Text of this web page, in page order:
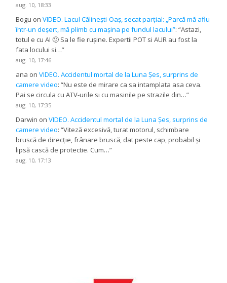
aug. 10, 18:33
Bogu onVIDEO. Lacul Călinești-Oaș, secat parțial: „Parcă mă aflu
într-un deșert, mă plimb cu mașina pe fundul lacului”: “Astazi,
totul e cu AI 🙂 Sa le fie rușine. Expertii POT si AUR au fost la
fata locului si…”
aug. 10, 17:46
ana onVIDEO. Accidentul mortal de la Luna Șes, surprins de
camere video: “Nu este de mirare ca sa intamplata asa ceva.
Pai se circula cu ATV-urile si cu masinile pe strazile din…”
aug. 10, 17:35
Darwin onVIDEO. Accidentul mortal de la Luna Șes, surprins de
camere video: “Viteză excesivă, turat motorul, schimbare
bruscă de direcție, frânare bruscă, dat peste cap, probabil și
lipsă cască de protectie. Cum…”
aug. 10, 17:13